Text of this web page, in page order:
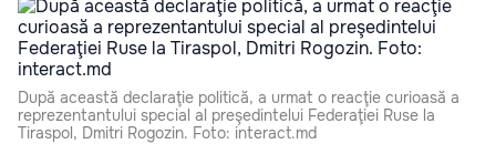
După această declaraţie politică, a urmat o reacţie curioasă a
reprezentantului special al preşedintelui Federaţiei Ruse la
Tiraspol, Dmitri Rogozin. Foto: interact.md